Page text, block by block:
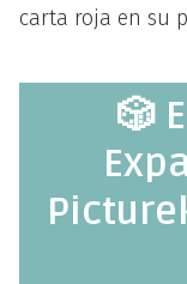
carta roja en su
🎲